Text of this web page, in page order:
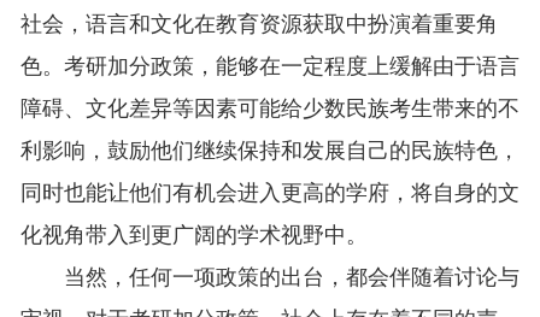
社会，语言和文化在教育资源获取中扮演着重要角
色。考研加分政策，能够在一定程度上缓解由于语言
障碍、文化差异等因素可能给少数民族考生带来的不
利影响，鼓励他们继续保持和发展自己的民族特色，
同时也能让他们有机会进入更高的学府，将自身的文
化视角带入到更广阔的学术视野中。
当然，任何一项政策的出台，都会伴随着讨论与